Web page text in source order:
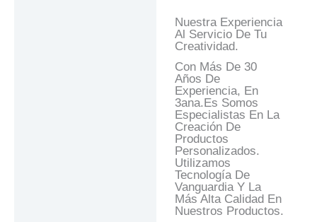
Nuestra Experiencia
Al Servicio De Tu
Creatividad.
Con Más De 30
Años De
Experiencia, En
3ana.es Somos
Especialistas En La
Creación De
Productos
Personalizados.
Utilizamos
Tecnología De
Vanguardia Y La
Más Alta Calidad En
Nuestros Productos.